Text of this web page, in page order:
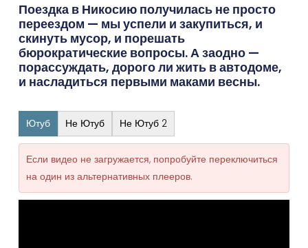
Поездка в Никосию получилась не просто
переездом — мы успели и закупиться, и
скинуть мусор, и порешать
бюрократические вопросы. А заодно —
порассуждать, дорого ли жить в автодоме,
и насладиться первыми маками весны.
Ютуб Не Ютуб Не Ютуб 2
Если видео не загружается, попробуйте переключиться
на один из альтернативных плееров.